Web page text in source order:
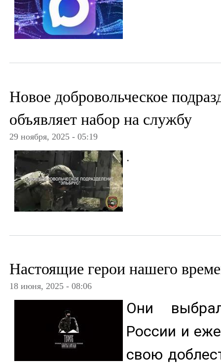
Новое добровольческое
объявляет набор на службу
29 ноября, 2025 - 05:19
.
Настоящие герои нашего
18 июня, 2025 - 08:06
Они
России и
свою